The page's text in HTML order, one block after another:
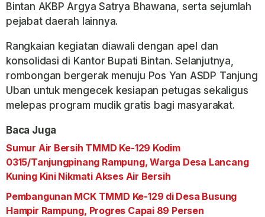
Bintan AKBP Argya Satrya Bhawana, serta sejumlah
pejabat daerah lainnya.
Rangkaian kegiatan diawali dengan apel dan
konsolidasi di Kantor Bupati Bintan. Selanjutnya,
rombongan bergerak menuju Pos Yan ASDP Tanjung
Uban untuk mengecek kesiapan petugas sekaligus
melepas program mudik gratis bagi masyarakat.
Baca Juga
Sumur Air Bersih TMMD Ke-129 Kodim
0315/Tanjungpinang Rampung, Warga Desa Lancang
Kuning Kini Nikmati Akses Air Bersih
Pembangunan MCK TMMD Ke-129 di Desa Busung
Hampir Rampung, Progres Capai 89 Persen